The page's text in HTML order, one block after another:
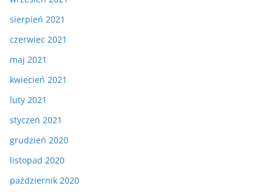
sierpień 2021
czerwiec 2021
maj 2021
kwiecień 2021
luty 2021
styczeń 2021
grudzień 2020
listopad 2020
październik 2020